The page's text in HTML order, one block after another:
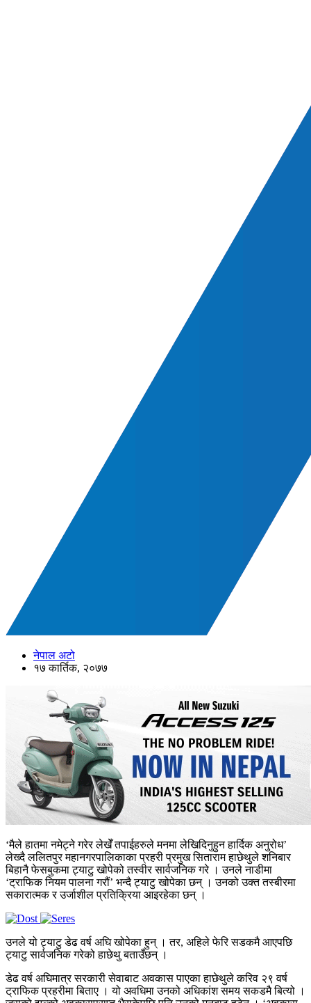
नेपाल अटो
१७ कार्तिक, २०७७
‘मैले हातमा नमेट्ने गरेर लेखेँ तपाईहरुले मनमा लेखिदिनुहुन हार्दिक अनुरोध’
लेख्दै ललितपुर महानगरपालिकाका प्रहरी प्रमुख सिताराम हाछेथुले शनिबार
बिहानै फेसबुकमा ट्याटु खोपेको तस्वीर सार्वजनिक गरे । उनले नाडीमा
‘ट्राफिक नियम पालना गरौं’ भन्दै ट्याटु खोपेका छन् । उनको उक्त तस्बीरमा
सकारात्मक र उर्जाशील प्रतिक्रिया आइरहेका छन् ।
उनले यो ट्याटु डेढ वर्ष अघि खोपेका हुन् । तर, अहिले फेरि सडकमै आएपछि
ट्याटु सार्वजनिक गरेको हाछेथु बताउँछन् ।
डेढ वर्ष अघिमात्र सरकारी सेवाबाट अवकास पाएका हाछेथुले करिव २९ वर्ष
ट्राफिक प्रहरीमा बिताए । यो अवधिमा उनको अधिकांश समय सकडमै बित्यो ।